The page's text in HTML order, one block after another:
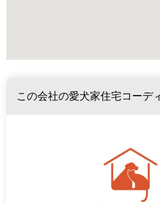
この会社の愛犬家住宅コーデ